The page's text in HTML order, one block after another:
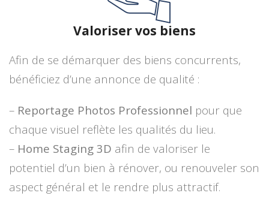
Valoriser vos biens
Afin de se démarquer des biens concurrents,
bénéficiez d’une annonce de qualité :
– Reportage Photos Professionnel pour que
chaque visuel reflète les qualités du lieu.
– Home Staging 3D afin de valoriser le
potentiel d’un bien à rénover, ou renouveler son
aspect général et le rendre plus attractif.